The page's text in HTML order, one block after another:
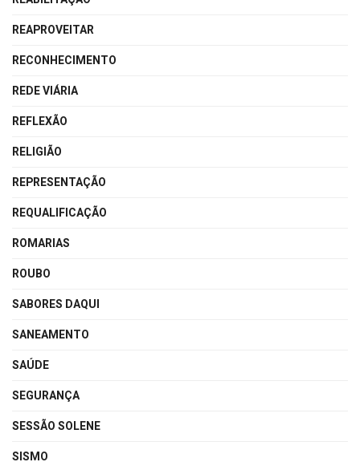
REAPROVEITAR
RECONHECIMENTO
REDE VIÁRIA
REFLEXÃO
RELIGIÃO
REPRESENTAÇÃO
REQUALIFICAÇÃO
ROMARIAS
ROUBO
SABORES DAQUI
SANEAMENTO
SAÚDE
SEGURANÇA
SESSÃO SOLENE
SISMO